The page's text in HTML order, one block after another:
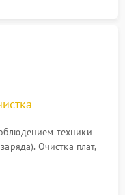
техники
Очистка плат,
и замыканий.